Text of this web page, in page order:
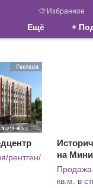
Избранное
Ещё +
рентген/
на
Продажа
кв.м. в